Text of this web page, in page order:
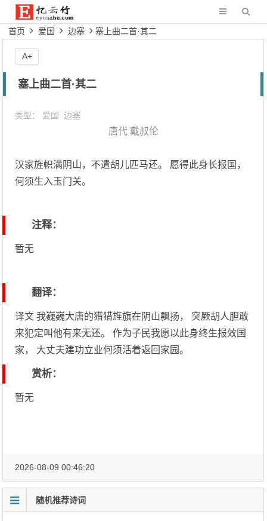
首页 爱国 边塞 塞上曲二首·其二
塞上曲二首·其二
类型： 爱国 边塞
唐代 戴叔伦
汉家旌帜满阴山，不遣胡儿匹马还。 愿得此身长报国，
何须生入玉门关。
注释：
暂无
翻译：
译文 我巍巍大唐的猎猎旌旗在阴山飘扬， 突厥胡人胆敢
来犯定叫他有来无还。 作为子民我愿以此身终生报效国
家， 大丈夫建功立业何须活着返回家园。
赏析：
暂无
A+
2026-08-09 00:46:20
随机推荐诗词